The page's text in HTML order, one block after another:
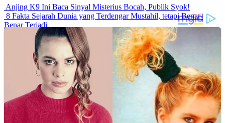
Anjing K9 Ini Baca Sinyal Misterius Bocah, Publik Syok!
8 Fakta Sejarah Dunia yang Terdengar Mustahil, tetapi Benar-
Benar Terjadi
Rahasia Sehat Sam Bimbo Yang Tetap Prima Di Usia Senja
9 Rahasia Mengejutkan Di Balik Monumen Batu Kuno Dunia!
Inilah Cara Mendeteksi Kebohongan Lewat Gerakan Bibir!
Advertisements